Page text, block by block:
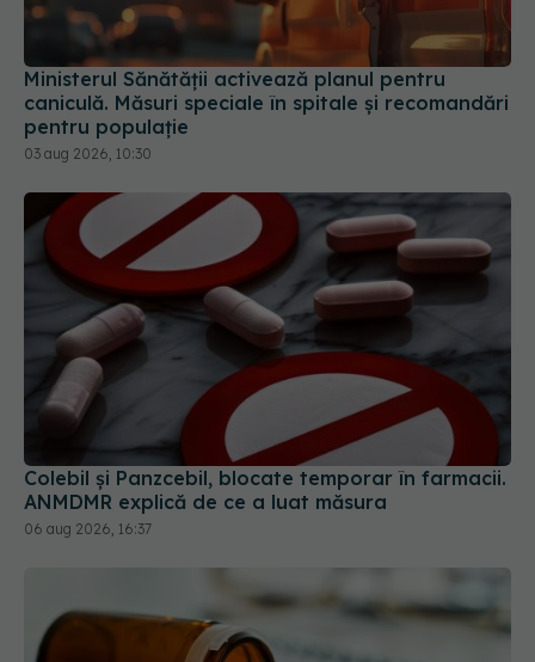
Ministerul Sănătății activează planul pentru
caniculă. Măsuri speciale în spitale și recomandări
pentru populație
03 aug 2026, 10:30
Colebil și Panzcebil, blocate temporar în farmacii.
ANMDMR explică de ce a luat măsura
06 aug 2026, 16:37